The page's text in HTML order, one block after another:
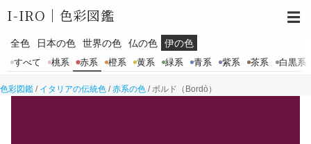
I-IRO｜ 色彩図鑑
全色 日本の色 世界の色 仏の色 伊の色
すべて 桃系 赤系 橙系 黄系 緑系 青系 紫系 茶系 白黒系
☰
色彩図鑑 / イタリアの伝統色 / 赤系の色 /ボルド（Bordò）